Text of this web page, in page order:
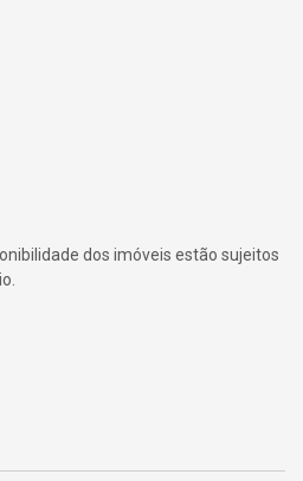
dos imóveis estão sujeitos